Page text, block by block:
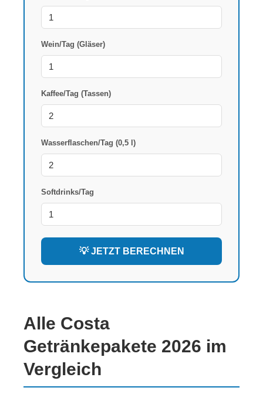
Wein/Tag (Gläser)
Kaffee/Tag (Tassen)
Wasserflaschen/Tag (0,5 l)
Softdrinks/Tag
💡 JETZT BERECHNEN
Alle Costa
Getränkepakete 2026 im
Vergleich